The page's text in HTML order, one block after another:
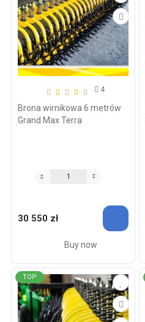
4
Brona wirnikowa 6 metrów
Grand Max Terra
30 550 zł
Buy now
TOP